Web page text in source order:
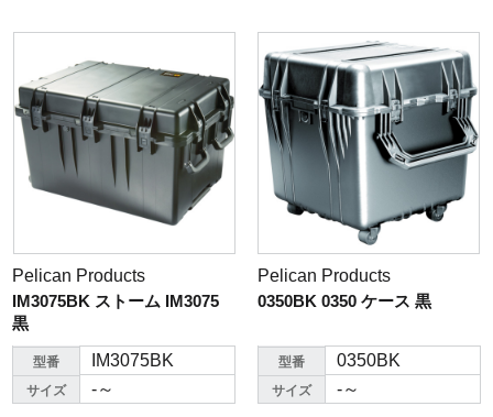
Pelican Products
IM3075BK ストーム IM3075
黒
型番 IM3075BK
サイズ -～
Pelican Products
0350BK 0350 ケース 黒
型番 0350BK
サイズ -～